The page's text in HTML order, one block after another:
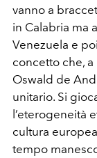
vanno a
in Calabria ma
Venezuela e
concetto che,
Oswald de
unitario. Si
l’eterogeneità
cultura
tempo